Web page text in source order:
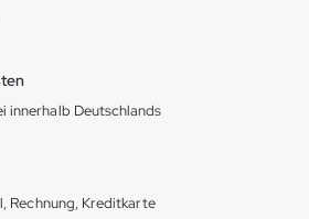
innerhalb Deutschlands
Rechnung, Kreditkarte